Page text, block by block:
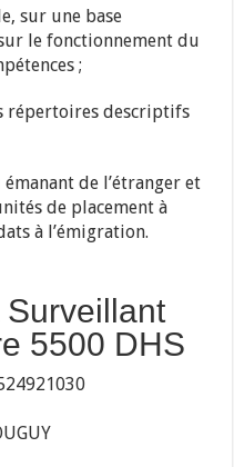
sur une base
le fonctionnement du
;
répertoires descriptifs
de l’étranger et
de placement à
à l’émigration.
5500 DHS